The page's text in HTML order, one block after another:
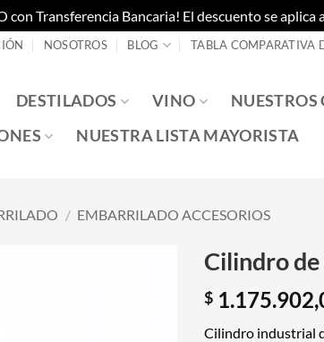
con Transferencia Bancaria! El descuento se
NOSOTROS BLOG TABLA COMPARATIVA
DESTILADOS VINO
NUESTROS
NUESTRA LISTA MAYORISTA
/ EMBARRILADO ACCESORIOS
Cilindro
$
Cilindro industrial